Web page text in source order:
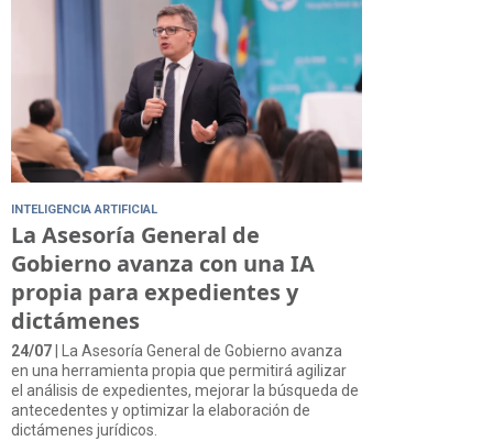
INTELIGENCIA ARTIFICIAL
La Asesoría General de
Gobierno avanza con una IA
propia para expedientes y
dictámenes
24/07 | La Asesoría General de Gobierno avanza
en una herramienta propia que permitirá agilizar
el análisis de expedientes, mejorar la búsqueda de
antecedentes y optimizar la elaboración de
dictámenes jurídicos.